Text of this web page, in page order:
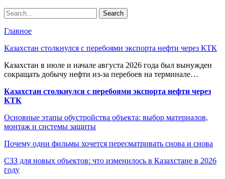
Главное
Казахстан столкнулся с перебоями экспорта нефти через КТК
Казахстан в июле и начале августа 2026 года был вынужден
сокращать добычу нефти из-за перебоев на терминале…
Казахстан столкнулся с перебоями экспорта нефти через
КТК
Основные этапы обустройства объекта: выбор материалов,
монтаж и системы защиты
Почему одни фильмы хочется пересматривать снова и снова
СЗЗ для новых объектов: что изменилось в Казахстане в 2026
году